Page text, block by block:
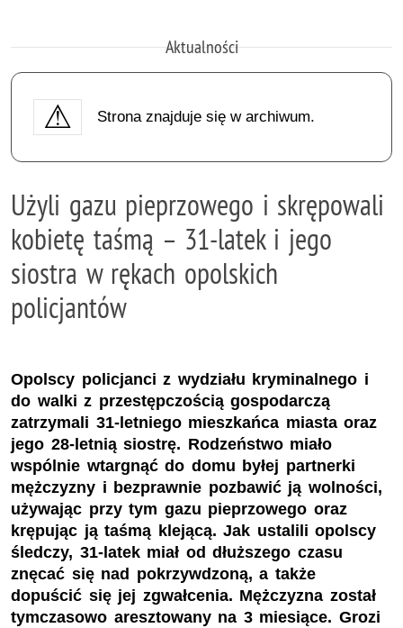
Aktualności
Strona znajduje się w archiwum.
Użyli gazu pieprzowego i skrępowali
kobietę taśmą – 31-latek i jego
siostra w rękach opolskich
policjantów
Opolscy policjanci z wydziału kryminalnego i
do walki z przestępczością gospodarczą
zatrzymali 31-letniego mieszkańca miasta oraz
jego 28-letnią siostrę. Rodzeństwo miało
wspólnie wtargnąć do domu byłej partnerki
mężczyzny i bezprawnie pozbawić ją wolności,
używając przy tym gazu pieprzowego oraz
krępując ją taśmą klejącą. Jak ustalili opolscy
śledczy, 31-latek miał od dłuższego czasu
znęcać się nad pokrzywdzoną, a także
dopuścić się jej zgwałcenia. Mężczyzna został
tymczasowo aresztowany na 3 miesiące. Grozi